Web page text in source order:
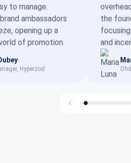
to manage.
ambassadors
opening up a
of promotion.
Hyperzod
the
and